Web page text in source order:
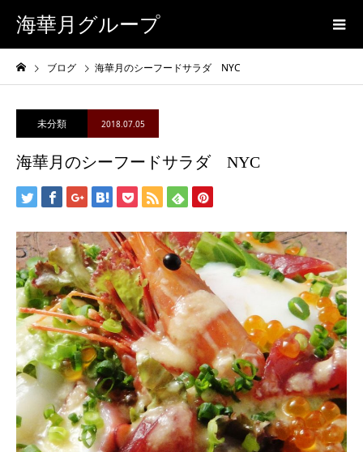
海華月グループ
ブログ 海華月のシーフードサラダ NYC
未分類 2018.07.05
海華月のシーフードサラダ NYC